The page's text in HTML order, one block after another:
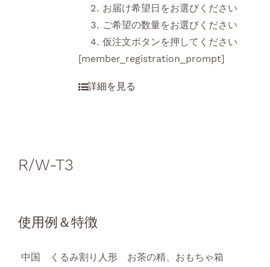
お届け希望日をお選びください
ご希望の数量をお選びください
仮注文ボタンを押してください
[member_registration_prompt]
R/W-T3
使用例＆特徴
中国 くるみ割り人形 お茶の精、おもちゃ箱